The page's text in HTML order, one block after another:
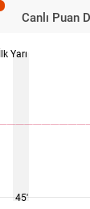
Canlı Puan
İlk Yarı
45'